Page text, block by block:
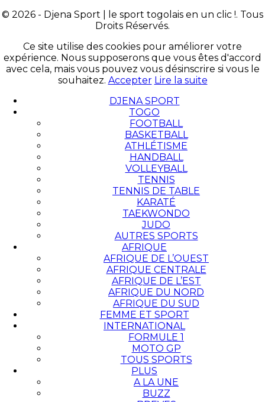
© 2026 - Djena Sport | le sport togolais en un clic !. Tous
Droits Réservés.
Ce site utilise des cookies pour améliorer votre
expérience. Nous supposerons que vous êtes d'accord
avec cela, mais vous pouvez vous désinscrire si vous le
souhaitez. Accepter Lire la suite
DJENA SPORT
TOGO
FOOTBALL
BASKETBALL
ATHLÉTISME
HANDBALL
VOLLEYBALL
TENNIS
TENNIS DE TABLE
KARATÉ
TAEKWONDO
JUDO
AUTRES SPORTS
AFRIQUE
AFRIQUE DE L’OUEST
AFRIQUE CENTRALE
AFRIQUE DE L’EST
AFRIQUE DU NORD
AFRIQUE DU SUD
FEMME ET SPORT
INTERNATIONAL
FORMULE 1
MOTO GP
TOUS SPORTS
PLUS
A LA UNE
BUZZ